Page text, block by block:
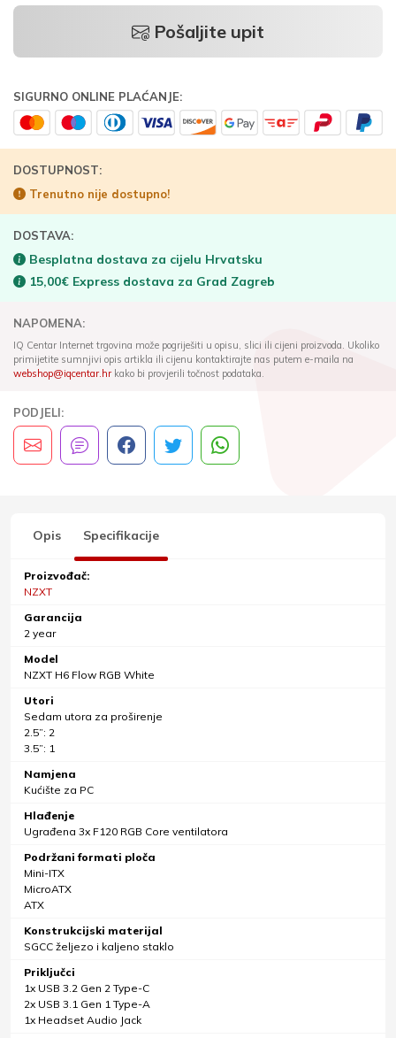
Pošaljite upit
SIGURNO ONLINE PLAĆANJE:
DOSTUPNOST:
Trenutno nije dostupno!
DOSTAVA:
Besplatna dostava za cijelu Hrvatsku
15,00€ Express dostava za Grad Zagreb
NAPOMENA:
IQ Centar Internet trgovina može pogriješiti u opisu, slici ili cijeni proizvoda. Ukoliko
primijetite sumnjivi opis artikla ili cijenu kontaktirajte nas putem e-maila na
webshop@iqcentar.hrkako bi provjerili točnost podataka.
PODJELI:
Opis Specifikacije
Proizvođač:
NZXT
Garancija
2 year
Model
NZXT H6 Flow RGB White
Utori
Sedam utora za proširenje
2.5”: 2
3.5”: 1
Namjena
Kućište za PC
Hlađenje
Ugrađena 3x F120 RGB Core ventilatora
Podržani formati ploča
Mini-ITX
MicroATX
ATX
Konstrukcijski materijal
SGCC željezo i kaljeno staklo
Priključci
1x USB 3.2 Gen 2 Type-C
2x USB 3.1 Gen 1 Type-A
1x Headset Audio Jack